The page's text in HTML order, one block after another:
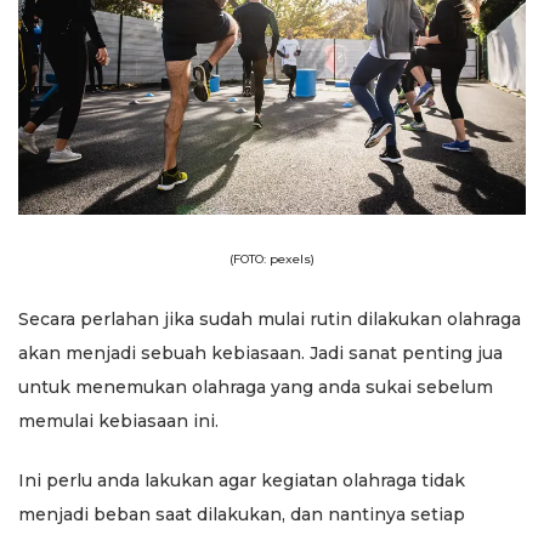
(FOTO: pexels)
Secara perlahan jika sudah mulai rutin dilakukan olahraga
akan menjadi sebuah kebiasaan. Jadi sanat penting jua
untuk menemukan olahraga yang anda sukai sebelum
memulai kebiasaan ini.
Ini perlu anda lakukan agar kegiatan olahraga tidak
menjadi beban saat dilakukan, dan nantinya setiap